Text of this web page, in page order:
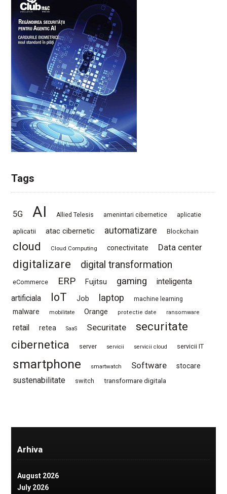
Tags
5G AI Allied Telesis amenintari cibernetice aplicatie
aplicatii atac cibernetic automatizare Blockchain
cloud Cloud Computing conectivitate Data center
digitalizare digital transformation
eCommerce ERP Fujitsu gaming
inteligenta
artificiala
IoT Job laptop machine learning
malware mobilitate Orange protectie date ransomware
retail retea SaaS Securitate
securitate
cibernetica
server servicii servicii cloud servicii IT
smartphone smartwatch Software stocare
sustenabilitate switch transformare digitala
Arhiva
August 2026
July 2026